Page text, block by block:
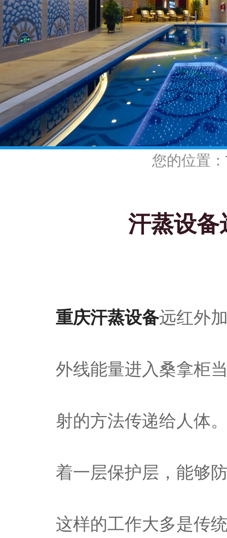
您的位置：
汗蒸设
重庆汗蒸设备远红外
外线能量进入桑拿柜
射的方法传递给人体
着一层保护层，能够
这样的工作大多是传